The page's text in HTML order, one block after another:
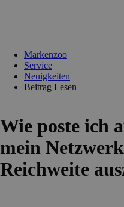
Markenzoo
Service
Neuigkeiten
Beitrag Lesen
Wie poste ich
mein
Reichweite